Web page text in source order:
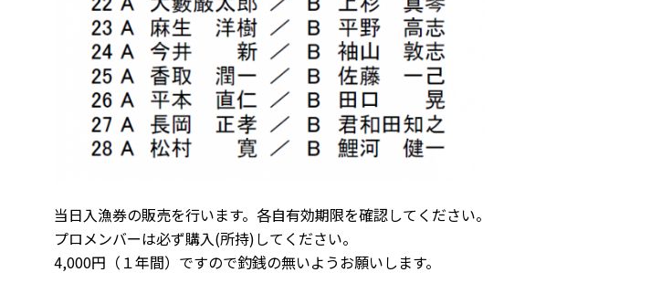
当日入漁券の販売を行います。各自有効期限を確認してください。
プロメンバーは必ず購入(所持)してください。
4,000円（１年間）ですので釣銭の無いようお願いします。